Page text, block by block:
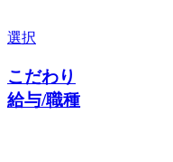
選択
こだわり
給与/職種